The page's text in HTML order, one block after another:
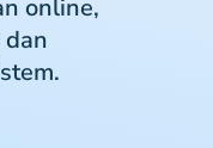
online,